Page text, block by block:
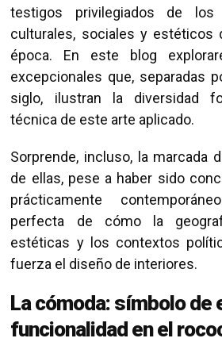
testigos privilegiados de los
culturales, sociales y estéticos
época. En este blog
excepcionales que, separadas
siglo, ilustran la diversidad
técnica de este arte aplicado.
Sorprende, incluso, la marcada
de ellas, pese a haber sido
prácticamente
perfecta de cómo la
estéticas y los contextos
fuerza el diseño de interiores.
La cómoda: símbolo de
funcionalidad en el